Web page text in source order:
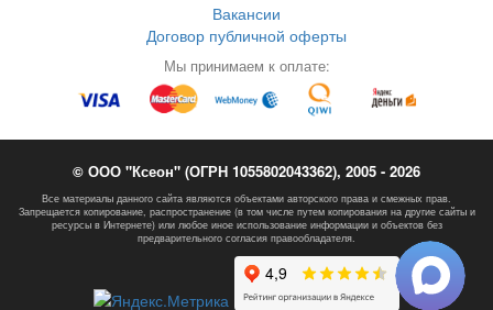
Вакансии
Договор публичной оферты
Мы принимаем к оплате:
© ООО "Ксеон" (ОГРН 1055802043362), 2005 - 2026
Все материалы данного сайта являются объектами авторского права и смежных прав.
Запрещается копирование, распространение (в том числе путем копирования на другие сайты и
ресурсы в Интернете) или любое иное использование информации и объектов без
предварительного согласия правообладателя.